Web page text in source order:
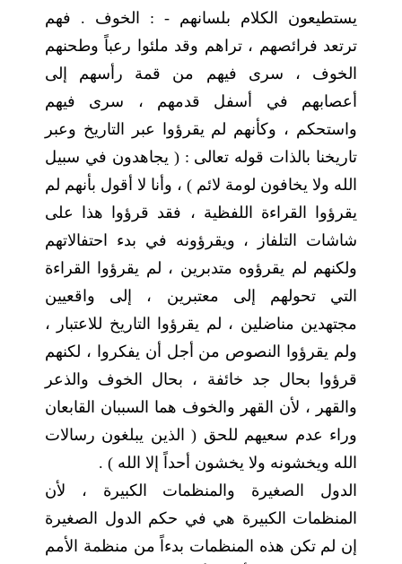
يستطيعون الكلام بلسانهم - : الخوف . فهم
ترتعد فرائصهم ، تراهم وقد ملئوا رعباً وطحنهم
الخوف ، سرى فيهم من قمة رأسهم إلى
أعصابهم في أسفل قدمهم ، سرى فيهم
واستحكم ، وكأنهم لم يقرؤوا عبر التاريخ وعبر
تاريخنا بالذات قوله تعالى : ( يجاهدون في سبيل
الله ولا يخافون لومة لائم ) ، وأنا لا أقول بأنهم لم
يقرؤوا القراءة اللفظية ، فقد قرؤوا هذا على
شاشات التلفاز ، ويقرؤونه في بدء احتفالاتهم
ولكنهم لم يقرؤوه متدبرين ، لم يقرؤوا القراءة
التي تحولهم إلى معتبرين ، إلى واقعيين
مجتهدين مناضلين ، لم يقرؤوا التاريخ للاعتبار ،
ولم يقرؤوا النصوص من أجل أن يفكروا ، لكنهم
قرؤوا بحال جد خائفة ، بحال الخوف والذعر
والقهر ، لأن القهر والخوف هما السببان القابعان
وراء عدم سعيهم للحق ( الذين يبلغون رسالات
الله ويخشونه ولا يخشون أحداً إلا الله ) .
الدول الصغيرة والمنظمات الكبيرة ، لأن
المنظمات الكبيرة هي في حكم الدول الصغيرة
إن لم تكن هذه المنظمات بدءاً من منظمة الأمم